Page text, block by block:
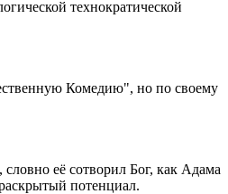
технократической
Комедию", но по своему
её сотворил Бог, как Адама
потенциал.